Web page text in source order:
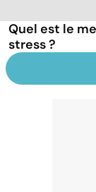
Quel est le
stress ?